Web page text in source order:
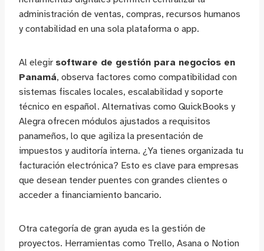
administración de ventas, compras, recursos humanos
y contabilidad en una sola plataforma o app.
Al elegir software de gestión para negocios en
Panamá, observa factores como compatibilidad con
sistemas fiscales locales, escalabilidad y soporte
técnico en español. Alternativas como QuickBooks y
Alegra ofrecen módulos ajustados a requisitos
panameños, lo que agiliza la presentación de
impuestos y auditoría interna. ¿Ya tienes organizada tu
facturación electrónica? Esto es clave para empresas
que desean tender puentes con grandes clientes o
acceder a financiamiento bancario.
Otra categoría de gran ayuda es la gestión de
proyectos. Herramientas como Trello, Asana o Notion